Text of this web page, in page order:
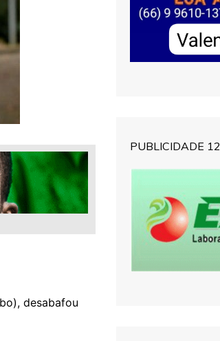
desabafou
PUBLICIDADE 12